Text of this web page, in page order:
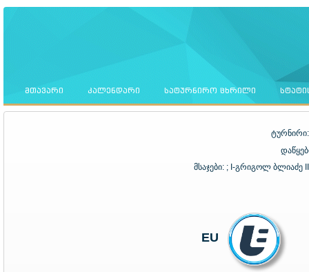
ᲛᲗᲐᲕᲐᲠᲘ ᲙᲐᲚᲔᲜᲓᲐᲠᲘ ᲡᲐᲢᲣᲠᲜᲘᲠᲝ ᲪᲮᲠᲘᲚᲘ
მსაჯები: ; I-გრიგოლ ბლიაძე
EU